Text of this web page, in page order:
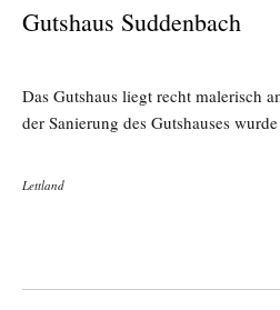
Gutshaus Suddenbach
Das Gutshaus liegt recht malerisch
der Sanierung des Gutshauses
Lettland